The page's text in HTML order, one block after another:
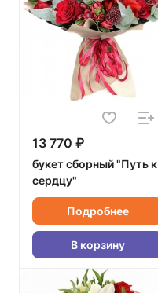
13 770 ₽
букет сборный "Путь к
сердцу"
Подробнее
В корзину